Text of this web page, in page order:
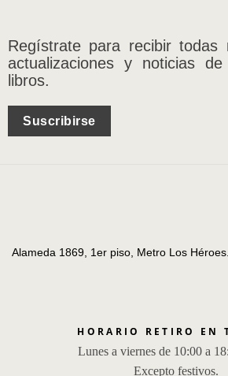
Regístrate para recibir todas
actualizaciones y noticias
libros.
Suscribirse
Alameda 1869, 1er piso, Metro Los
HORARIO RETIRO EN
Lunes a viernes de 10:00 a
Excepto festivos.